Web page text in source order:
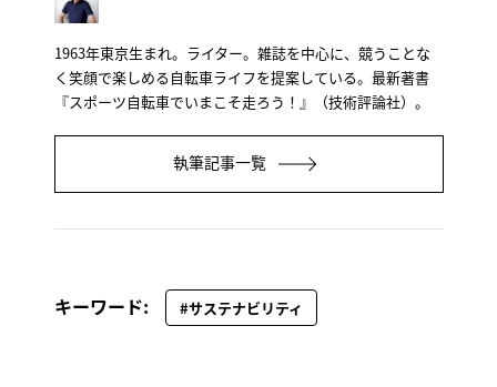
1963年東京生まれ。ライター。雑誌を中心に、競うことな
く笑顔で楽しめる自転車ライフを提案している。最新著書
『スポーツ自転車でいまこそ走ろう！』（技術評論社）。
執筆記事一覧
キーワード: #サステナビリティ